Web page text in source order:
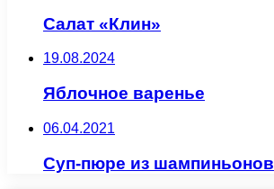
Салат «Клин»
19.08.2024
Яблочное варенье
06.04.2021
Суп-пюре из шампиньонов